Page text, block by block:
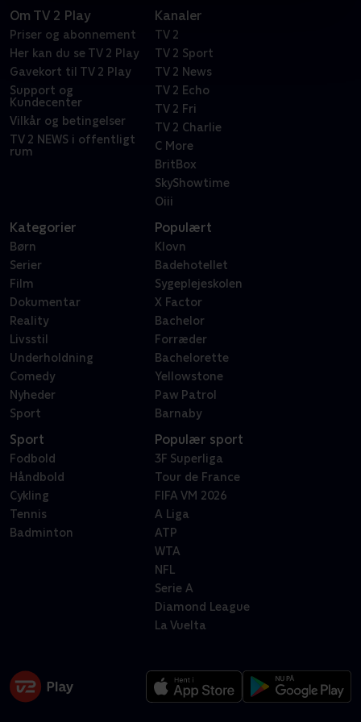
Om TV 2 Play
Priser og abonnement
Her kan du se TV 2 Play
Gavekort til TV 2 Play
Support og
Kundecenter
Vilkår og betingelser
TV 2 NEWS i offentligt
rum
Kanaler
TV 2
TV 2 Sport
TV 2 News
TV 2 Echo
TV 2 Fri
TV 2 Charlie
C More
BritBox
SkyShowtime
Oiii
Kategorier
Børn
Serier
Film
Dokumentar
Reality
Livsstil
Underholdning
Comedy
Nyheder
Sport
Populært
Klovn
Badehotellet
Sygeplejeskolen
X Factor
Bachelor
Forræder
Bachelorette
Yellowstone
Paw Patrol
Barnaby
Sport
Fodbold
Håndbold
Cykling
Tennis
Badminton
Populær sport
3F Superliga
Tour de France
FIFA VM 2026
A Liga
ATP
WTA
NFL
Serie A
Diamond League
La Vuelta